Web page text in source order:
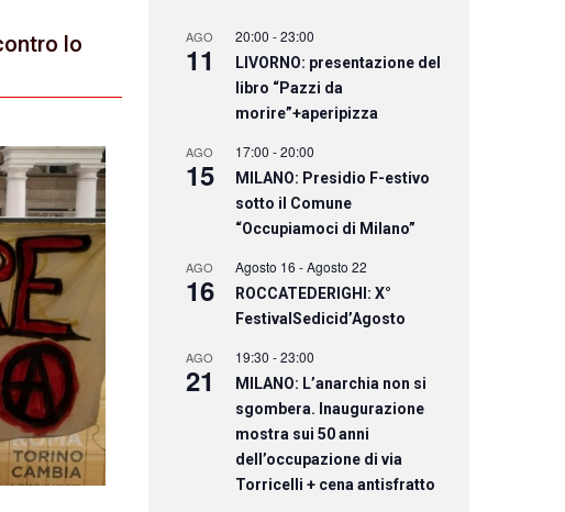
lo
AGO
11
20:00 -23:00
LIVORNO: presentazione del
libro “Pazzi da
morire”+aperipizza
AGO
15
17:00 -20:00
MILANO: Presidio F-estivo
sotto il Comune
“Occupiamoci di Milano”
AGO
16
Agosto 16 -Agosto 22
ROCCATEDERIGHI: X°
FestivalSedicid’Agosto
AGO
21
19:30 -23:00
MILANO: L’anarchia non si
sgombera. Inaugurazione
mostra sui 50 anni
dell’occupazione di via
Torricelli + cena antisfratto